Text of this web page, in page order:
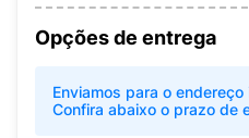
Opções de entrega
Enviamos para o endereço
Confira abaixo o prazo de